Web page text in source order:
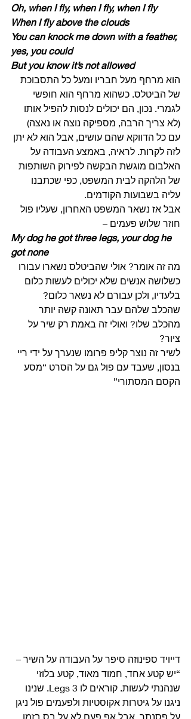
Oh, when I fly, when I fly, when I fly
When I fly above the clouds
You can knock me down with a feather,
yes, you could
But you know it’s not allowed
הוא מרחף מעל חבריו ומעל כל התסבוכת
של הביטלס. כשהוא מרחף הוא חופשי
לגמרי. נכון, הם יכולים לנסות להפיל אותו
(לא צריך הרבה, מספיקה נוצה או נאצה)
עם כל הדווקא שהם עושים, אבל הוא לא יתן
לזה לקרות. לראיה, באמצע העבודה על
האלבום מוגשת הבקשה לפירוק השותפות
של הלהקה לבית המשפט, כפי שכתבנו
עליה בשבועות הקודמים.
אבל אז נשאר המשפט האחרון, שעליו פול
חוזר שלוש פעמים –
My dog he got three legs, your dog he
got none
מה זה אומר? אולי שהביטלס נשארו עבורו
כשלושה אנשים שלא יכולים לעשות כלום
בלעדיו, ולכן עבורם לא נשאר כלום?
שהכלב שלהם עבר תאונה קשה יותר
מהכלב שלו? ואולי זה באמת רק שיר על
ציור?
לשיר זה נוצר קליפ פרומו שנערך על ידי ריי
בנסון, שעבד עם פול גם על הסרט “מסע
הקסם המסתורי”
דייויד ספינוזה סיפר על העבודה על השיר –
“יש קטע אחד, חמוד מאוד, קטע בלוזי
שנהנתי לעשות. קוראים לו 3 Legs. שנינו
ניגנו על גיטרות אקוסטיות ולפעמים פול ניגן
על פסנתר, אבל אף פעם לא על בס בזמן